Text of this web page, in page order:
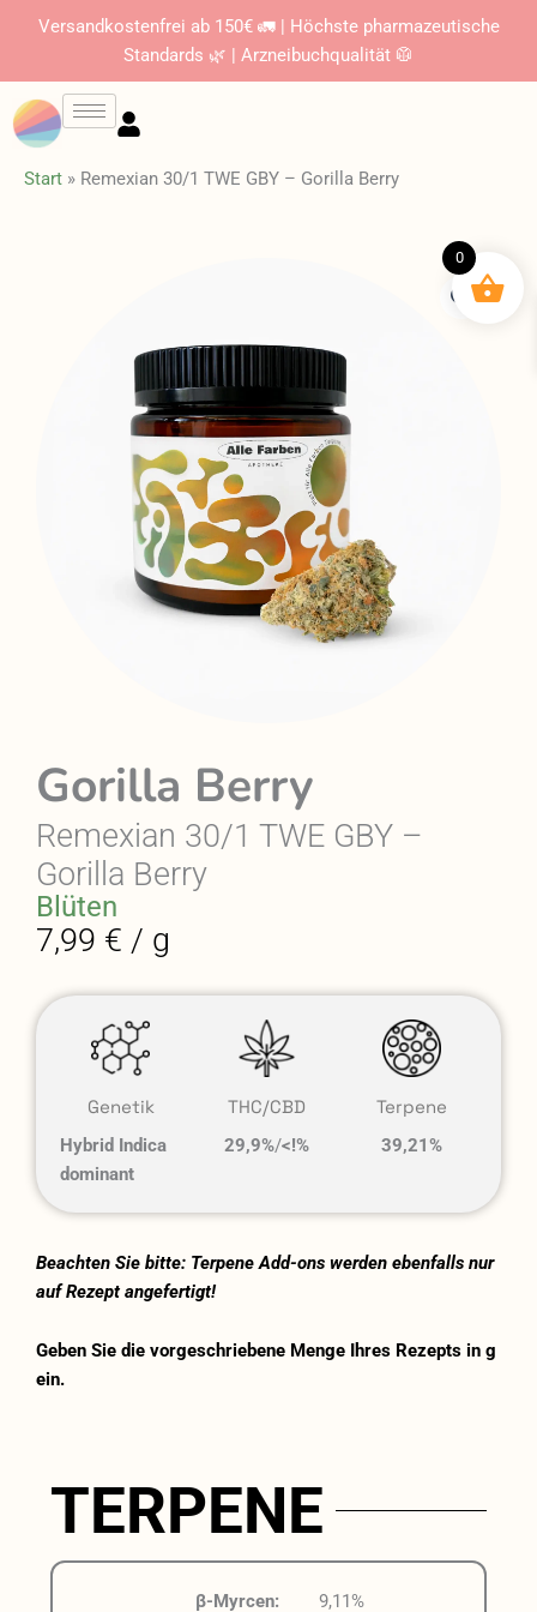
Versandkostenfrei ab 150€ 🚛 | Höchste pharmazeutische
Standards 🌿 | Arzneibuchqualität 🥼
Start » Remexian 30/1 TWE GBY – Gorilla Berry
Gorilla Berry
Remexian 30/1 TWE GBY –
Gorilla Berry
Blüten
7,99 € / g
Genetik
Hybrid Indica
dominant
THC/CBD
29,9%/<!%
Terpene
39,21%
Beachten Sie bitte: Terpene Add-ons werden ebenfalls nur
auf Rezept angefertigt!
Geben Sie die vorgeschriebene Menge Ihres Rezepts in g
ein.
TERPENE
β-Myrcen: 9,11%
0